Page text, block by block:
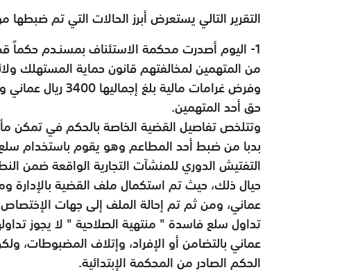
التقرير التالي يستعرض أبرز الحالات التي تم ضبطها
1- اليوم أصدرت محكمة الاستئناف بمسنـدم حكماً
من المتهمين لمخالفتهم قانون حماية المستهلك
وفرض غرامات مالية
حق أحد المتهمين.
وتتلخص تفاصيل القضية الخاصة بالحكم في تمكن
بدبا من ضبط أحد المطاعم وهو يقوم باستخدام
التفتيش الدوري للمنشآت التجارية الواقعة ضمن
عماني، ومن ثم تم إحالة الملف إلى جهات الإختصاص
عماني بالتضامن أو الإفراد، وإتلاف
الحكم الصادر من المحكمة الإبتدائية.